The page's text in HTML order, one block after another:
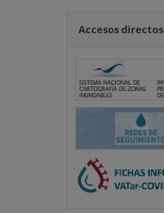
Accesos directos